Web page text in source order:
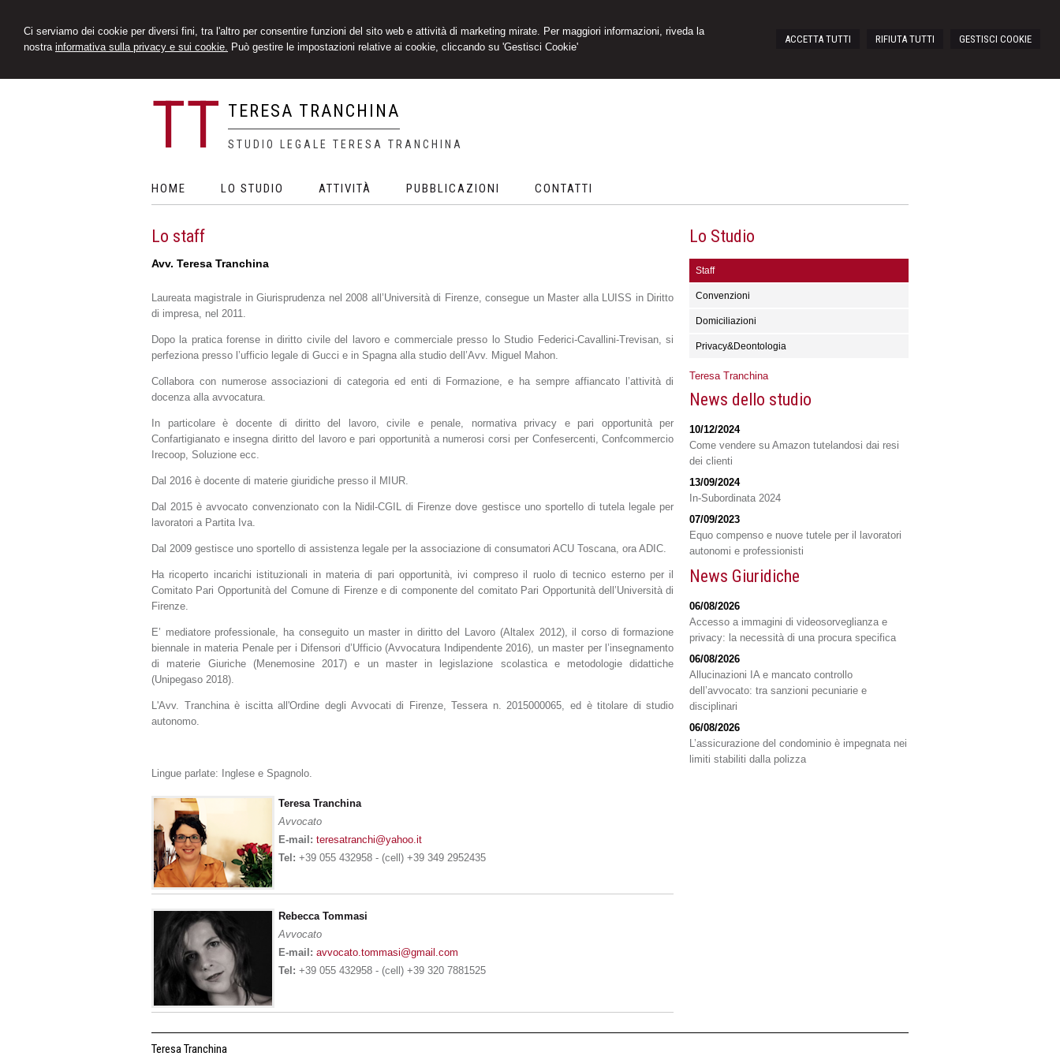
Ci serviamo dei cookie per diversi fini, tra l'altro per consentire funzioni del sito web e attività di marketing mirate. Per maggiori informazioni, riveda la
nostra informativa sulla privacy e sui cookie. Può gestire le impostazioni relative ai cookie, cliccando su 'Gestisci Cookie'
ACCETTA TUTTI RIFIUTA TUTTI GESTISCI COOKIE
TT TERESA TRANCHINA
STUDIO LEGALE TERESA TRANCHINA
HOME LO STUDIO ATTIVITÀ PUBBLICAZIONI CONTATTI
Lo staff
Avv. Teresa Tranchina
Laureata magistrale in Giurisprudenza nel 2008 all’Università di Firenze, consegue un Master alla LUISS in Diritto
di impresa, nel 2011.
Dopo la pratica forense in diritto civile del lavoro e commerciale presso lo Studio Federici-Cavallini-Trevisan, si
perfeziona presso l’ufficio legale di Gucci e in Spagna alla studio dell’Avv. Miguel Mahon.
Collabora con numerose associazioni di categoria ed enti di Formazione, e ha sempre affiancato l’attività di
docenza alla avvocatura.
In particolare è docente di diritto del lavoro, civile e penale, normativa privacy e pari opportunità per
Confartigianato e insegna diritto del lavoro e pari opportunità a numerosi corsi per Confesercenti, Confcommercio
Irecoop, Soluzione ecc.
Dal 2016 è docente di materie giuridiche presso il MIUR.
Dal 2015 è avvocato convenzionato con la Nidil-CGIL di Firenze dove gestisce uno sportello di tutela legale per
lavoratori a Partita Iva.
Dal 2009 gestisce uno sportello di assistenza legale per la associazione di consumatori ACU Toscana, ora ADIC.
Ha ricoperto incarichi istituzionali in materia di pari opportunità, ivi compreso il ruolo di tecnico esterno per il
Comitato Pari Opportunità del Comune di Firenze e di componente del comitato Pari Opportunità dell’Università di
Firenze.
E’ mediatore professionale, ha conseguito un master in diritto del Lavoro (Altalex 2012), il corso di formazione
biennale in materia Penale per i Difensori d’Ufficio (Avvocatura Indipendente 2016), un master per l’insegnamento
di materie Giuriche (Menemosine 2017) e un master in legislazione scolastica e metodologie didattiche
(Unipegaso 2018).
L'Avv. Tranchina è iscitta all'Ordine degli Avvocati di Firenze, Tessera n. 2015000065, ed è titolare di studio
autonomo.
Lingue parlate: Inglese e Spagnolo.
Teresa Tranchina
Avvocato
E-mail: teresatranchi@yahoo.it
Tel: +39 055 432958 - (cell) +39 349 2952435
Rebecca Tommasi
Avvocato
E-mail: avvocato.tommasi@gmail.com
Tel: +39 055 432958 - (cell) +39 320 7881525
Lo Studio
Staff
Convenzioni
Domiciliazioni
Privacy&Deontologia
Teresa Tranchina
News dello studio
10/12/2024
Come vendere su Amazon tutelandosi dai resi
dei clienti
13/09/2024
In-Subordinata 2024
07/09/2023
Equo compenso e nuove tutele per il lavoratori
autonomi e professionisti
News Giuridiche
06/08/2026
Accesso a immagini di videosorveglianza e
privacy: la necessità di una procura specifica
06/08/2026
Allucinazioni IA e mancato controllo
dell’avvocato: tra sanzioni pecuniarie e
disciplinari
06/08/2026
L’assicurazione del condominio è impegnata nei
limiti stabiliti dalla polizza
Teresa Tranchina